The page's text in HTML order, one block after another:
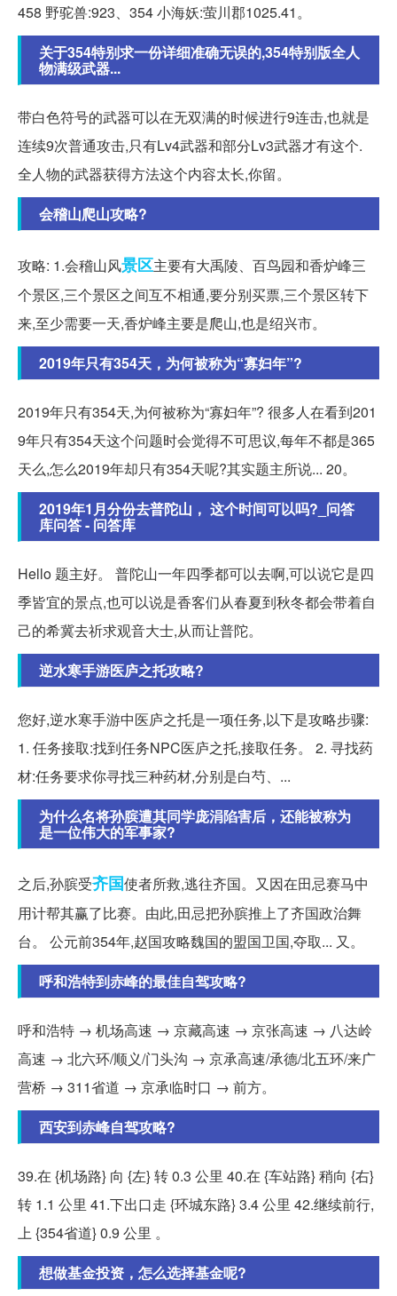
458 野驼兽:923、354 小海妖:萤川郡1025.41。
关于354特别求一份详细准确无误的,354特别版全人
物满级武器...
带白色符号的武器可以在无双满的时候进行9连击,也就是
连续9次普通攻击,只有Lv4武器和部分Lv3武器才有这个.
全人物的武器获得方法这个内容太长,你留。
会稽山爬山攻略?
攻略: 1.会稽山风景区主要有大禹陵、百鸟园和香炉峰三
个景区,三个景区之间互不相通,要分别买票,三个景区转下
来,至少需要一天,香炉峰主要是爬山,也是绍兴市。
2019年只有354天，为何被称为“寡妇年”?
2019年只有354天,为何被称为“寡妇年”? 很多人在看到201
9年只有354天这个问题时会觉得不可思议,每年不都是365
天么,怎么2019年却只有354天呢?其实题主所说... 20。
2019年1月分份去普陀山， 这个时间可以吗?_问答
库问答 - 问答库
Hello 题主好。 普陀山一年四季都可以去啊,可以说它是四
季皆宜的景点,也可以说是香客们从春夏到秋冬都会带着自
己的希冀去祈求观音大士,从而让普陀。
逆水寒手游医庐之托攻略?
您好,逆水寒手游中医庐之托是一项任务,以下是攻略步骤:
1. 任务接取:找到任务NPC医庐之托,接取任务。 2. 寻找药
材:任务要求你寻找三种药材,分别是白芍、...
为什么名将孙膑遭其同学庞涓陷害后，还能被称为
是一位伟大的军事家?
之后,孙膑受齐国使者所救,逃往齐国。又因在田忌赛马中
用计帮其赢了比赛。由此,田忌把孙膑推上了齐国政治舞
台。 公元前354年,赵国攻略魏国的盟国卫国,夺取... 又。
呼和浩特到赤峰的最佳自驾攻略?
呼和浩特 → 机场高速 → 京藏高速 → 京张高速 → 八达岭
高速 → 北六环/顺义/门头沟 → 京承高速/承德/北五环/来广
营桥 → 311省道 → 京承临时口 → 前方。
西安到赤峰自驾攻略?
39.在 {机场路} 向 {左} 转 0.3 公里 40.在 {车站路} 稍向 {右}
转 1.1 公里 41.下出口走 {环城东路} 3.4 公里 42.继续前行,
上 {354省道} 0.9 公里 。
想做基金投资，怎么选择基金呢?